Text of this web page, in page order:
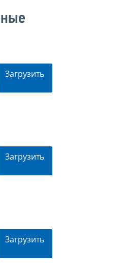
Загрузить
Загрузить
Загрузить